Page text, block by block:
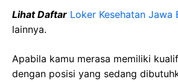
Lihat Daftar Loker Kesehatan Jawa
lainnya.
Apabila kamu merasa memiliki
dengan posisi yang sedang